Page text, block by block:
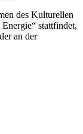
des Kulturellen
stattfindet,
an der